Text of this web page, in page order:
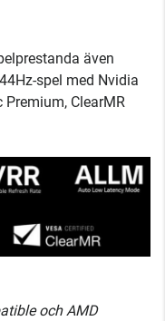
även
spel med Nvidia
Premium, ClearMR
och AMD